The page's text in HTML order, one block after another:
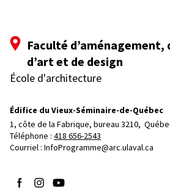
Faculté
d’art et de design
École d'architecture
Édifice du Vieux-Séminaire-de-Québec
1, côte de la Fabrique, bureau 3210,
Téléphone : 418 656-2543
Courriel : InfoProgramme@arc.ulaval.ca
Suivez-nous sur Facebook
Suivez-nous sur Instagram
Suivez-nous sur YouTube